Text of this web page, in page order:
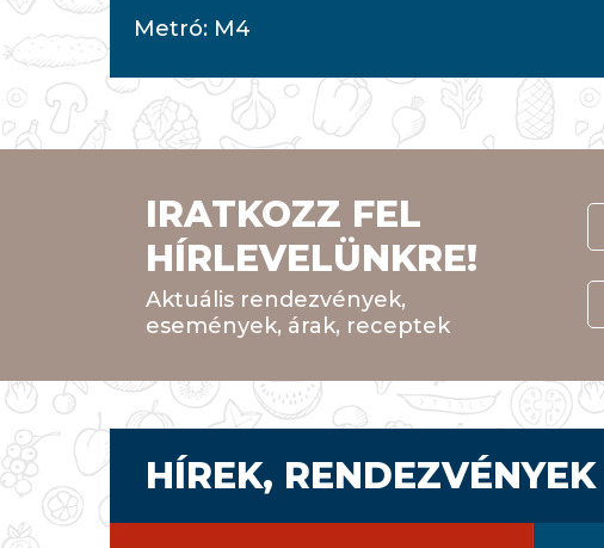
Metró: M4
IRATKOZZ FEL
HÍRLEVELÜNKRE!
Aktuális rendezvények,
események, árak, receptek
HÍREK, RENDEZVÉNYEK